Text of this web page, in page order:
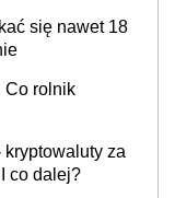
się nawet 18
Co rolnik
za
co dalej?